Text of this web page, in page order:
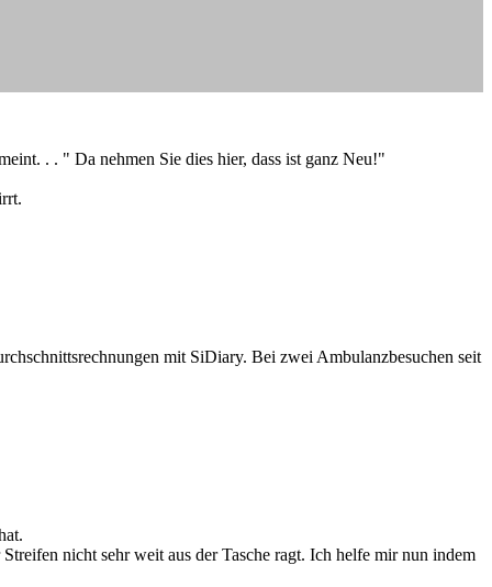
. . " Da nehmen Sie dies hier, dass ist ganz Neu!"
mit SiDiary. Bei zwei Ambulanzbesuchen seit
nicht sehr weit aus der Tasche ragt. Ich helfe mir nun indem